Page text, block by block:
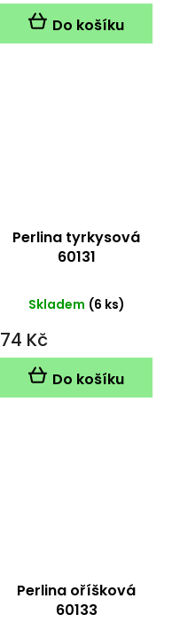
Do košíku
Perlina tyrkysová
60131
Skladem (6 ks)
74 Kč
Do košíku
Perlina oříšková
60133